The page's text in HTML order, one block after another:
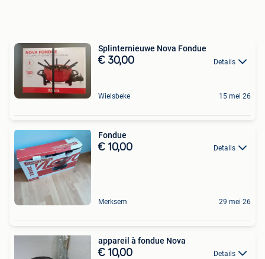
Splinternieuwe Nova Fondue
€ 30,00 Details
Wielsbeke 15 mei 26
Fondue
€ 10,00 Details
Merksem 29 mei 26
appareil à fondue Nova
€ 10,00 Details